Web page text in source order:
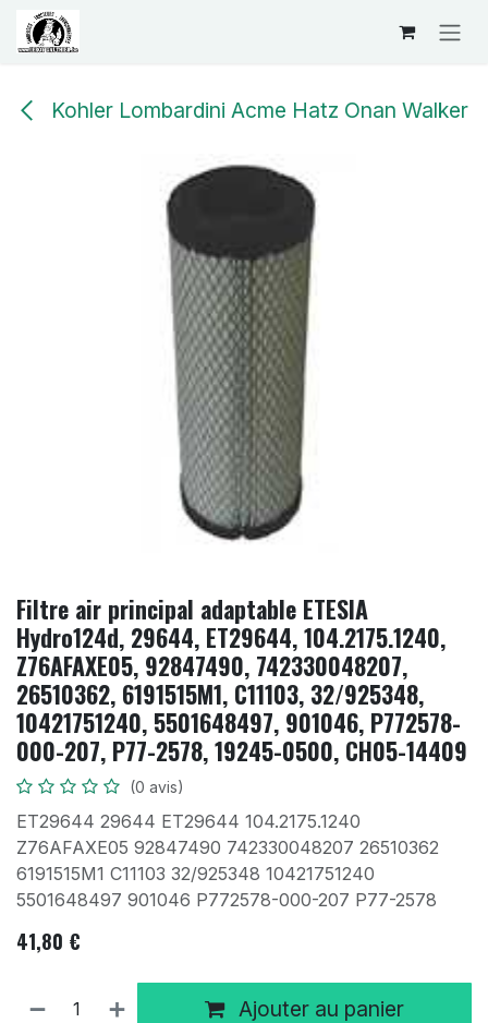
Se rendre au contenu
Kohler Lombardini Acme Hatz Onan Walker
Filtre air principal adaptable ETESIA
Hydro124d, 29644, ET29644, 104.2175.1240,
Z76AFAXE05, 92847490, 742330048207,
26510362, 6191515M1, C11103, 32/925348,
10421751240, 5501648497, 901046, P772578-
000-207, P77-2578, 19245-0500, CH05-14409
(0 avis)
ET29644 29644 ET29644 104.2175.1240
Z76AFAXE05 92847490 742330048207 26510362
6191515M1 C11103 32/925348 10421751240
5501648497 901046 P772578-000-207 P77-2578
41,80 €
Ajouter au panier